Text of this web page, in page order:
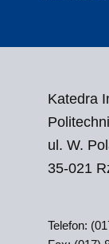
Katedra
ul. W.
35-021
Telefon: